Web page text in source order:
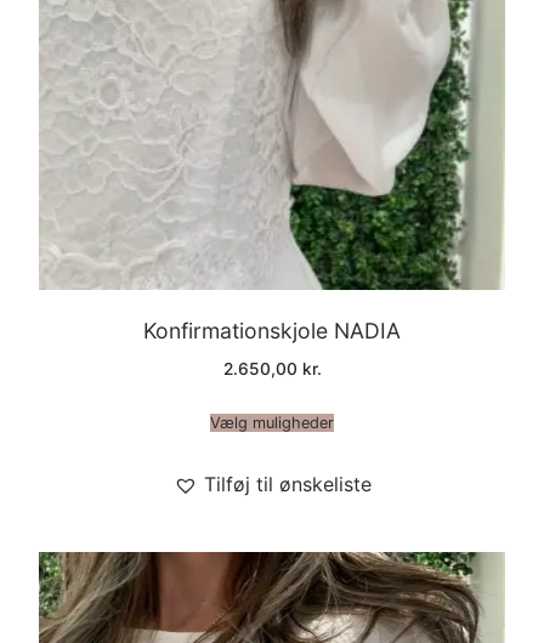
Konfirmationskjole NADIA
2.650,00 kr.
Vælg muligheder
Tilføj til ønskeliste